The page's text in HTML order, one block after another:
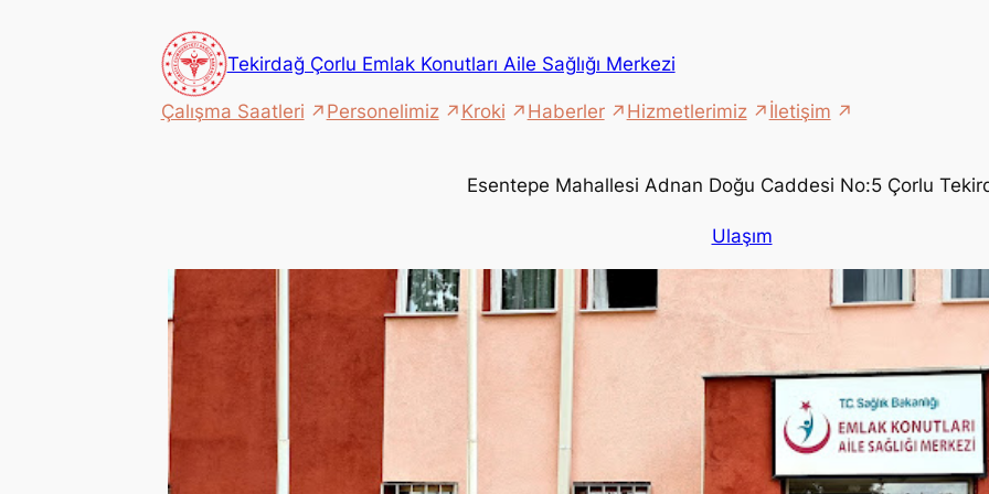
Tekirdağ Çorlu Emlak Konutları Aile Sağlığı Merkezi
Çalışma Saatleri Personelimiz Kroki Haberler Hizmetlerimiz İletişim
Esentepe Mahallesi Adnan Doğu Caddesi No:5 Çorlu
Ulaşım